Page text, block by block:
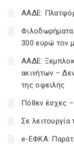
ΑΑΔΕ:
300 ευρώ τον
ΑΑΔΕ:
ακινήτων –
της οφειλής
Πόθεν έσχες
Σε
e-ΕΦΚΑ: